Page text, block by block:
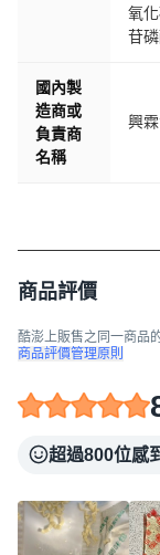
氧
苷
國內製
造商或
負責商
名稱
興
商品評價
酷澎上販售之同一商品
商品評價管理原則
超過800位感